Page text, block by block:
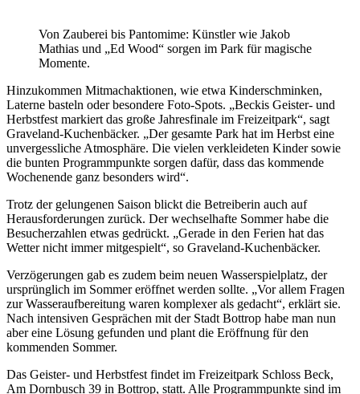
Von Zauberei bis Pantomime: Künstler wie Jakob
Mathias und „Ed Wood“ sorgen im Park für magische
Momente.
Hinzukommen Mitmachaktionen, wie etwa Kinderschminken,
Laterne basteln oder besondere Foto-Spots. „Beckis Geister- und
Herbstfest markiert das große Jahresfinale im Freizeitpark“, sagt
Graveland-Kuchenbäcker. „Der gesamte Park hat im Herbst eine
unvergessliche Atmosphäre. Die vielen verkleideten Kinder sowie
die bunten Programmpunkte sorgen dafür, dass das kommende
Wochenende ganz besonders wird“.
Trotz der gelungenen Saison blickt die Betreiberin auch auf
Herausforderungen zurück. Der wechselhafte Sommer habe die
Besucherzahlen etwas gedrückt. „Gerade in den Ferien hat das
Wetter nicht immer mitgespielt“, so Graveland-Kuchenbäcker.
Verzögerungen gab es zudem beim neuen Wasserspielplatz, der
ursprünglich im Sommer eröffnet werden sollte. „Vor allem Fragen
zur Wasseraufbereitung waren komplexer als gedacht“, erklärt sie.
Nach intensiven Gesprächen mit der Stadt Bottrop habe man nun
aber eine Lösung gefunden und plant die Eröffnung für den
kommenden Sommer.
Das Geister- und Herbstfest findet im Freizeitpark Schloss Beck,
Am Dornbusch 39 in Bottrop, statt. Alle Programmpunkte sind im